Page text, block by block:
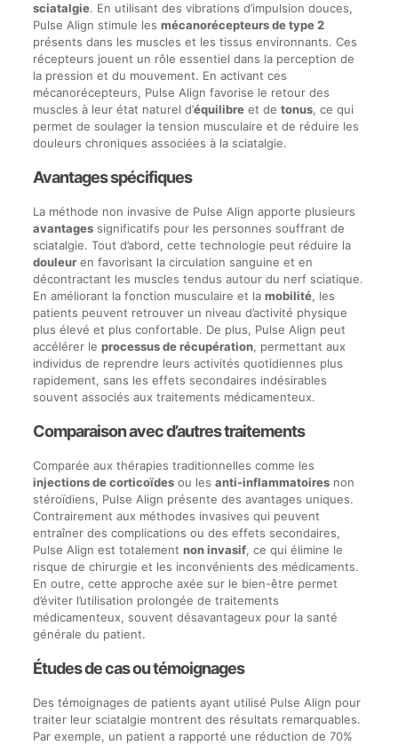
sciatalgie. En utilisant des vibrations d’impulsion douces,
Pulse Align stimule les mécanorécepteurs de type 2
présents dans les muscles et les tissus environnants. Ces
récepteurs jouent un rôle essentiel dans la perception de
la pression et du mouvement. En activant ces
mécanorécepteurs, Pulse Align favorise le retour des
muscles à leur état naturel d’équilibreet de tonus, ce qui
permet de soulager la tension musculaire et de réduire les
douleurs chroniques associées à la sciatalgie.
Avantages spécifiques
La méthode non invasive de Pulse Align apporte plusieurs
avantagessignificatifs pour les personnes souffrant de
sciatalgie. Tout d’abord, cette technologie peut réduire la
douleuren favorisant la circulation sanguine et en
décontractant les muscles tendus autour du nerf sciatique.
En améliorant la fonction musculaire et la mobilité, les
patients peuvent retrouver un niveau d’activité physique
plus élevé et plus confortable. De plus, Pulse Align peut
accélérer le processus de récupération, permettant aux
individus de reprendre leurs activités quotidiennes plus
rapidement, sans les effets secondaires indésirables
souvent associés aux traitements médicamenteux.
Comparaison avec d’autres traitements
Comparée aux thérapies traditionnelles comme les
injections de corticoïdesou les anti-inflammatoiresnon
stéroïdiens, Pulse Align présente des avantages uniques.
Contrairement aux méthodes invasives qui peuvent
entraîner des complications ou des effets secondaires,
Pulse Align est totalement non invasif, ce qui élimine le
risque de chirurgie et les inconvénients des médicaments.
En outre, cette approche axée sur le bien-être permet
d’éviter l’utilisation prolongée de traitements
médicamenteux, souvent désavantageux pour la santé
générale du patient.
Études de cas ou témoignages
Des témoignages de patients ayant utilisé Pulse Align pour
traiter leur sciatalgie montrent des résultats remarquables.
Par exemple, un patient a rapporté une réduction de 70%